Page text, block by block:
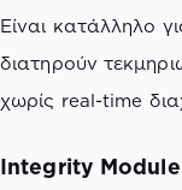
Είναι κατάλληλο
διατηρούν
χωρίς real-time
Integrity Module